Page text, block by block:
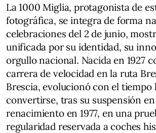
La 1000 Miglia, protagonista de
fotográfica, se integra de forma
celebraciones del 2 de junio,
unificada por su identidad, su
orgullo nacional. Nacida en 1927
carrera de velocidad en la ruta
Brescia, evolucionó con el tiempo
convertirse, tras su suspensión en
renacimiento en 1977, en una
regularidad reservada a coches